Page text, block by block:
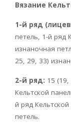
Вязание
1-й ряд
петель, 1-й ряд
изнаночная
25, 29, 33)
2-й ряд: 15
Кельтской
й ряд
петель.